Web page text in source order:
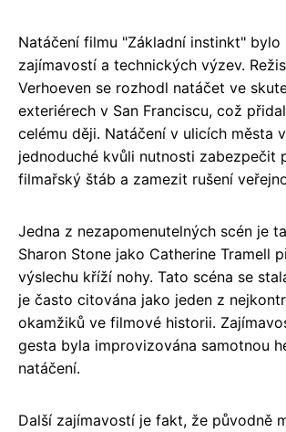
Natáčení filmu "Základní instinkt" bylo
zajímavostí a technických výzev.
Verhoeven se rozhodl natáčet ve
exteriérech v San Franciscu, což
celému ději. Natáčení v ulicích města
jednoduché kvůli nutnosti zabezpečit
filmařský štáb a zamezit rušení
Jedna z nezapomenutelných scén je
Sharon Stone jako Catherine Tramell
výslechu kříží nohy. Tato scéna se
je často citována jako jeden z
okamžiků ve filmové historii.
gesta byla improvizována samotnou
natáčení.
Další zajímavostí je fakt, že původně